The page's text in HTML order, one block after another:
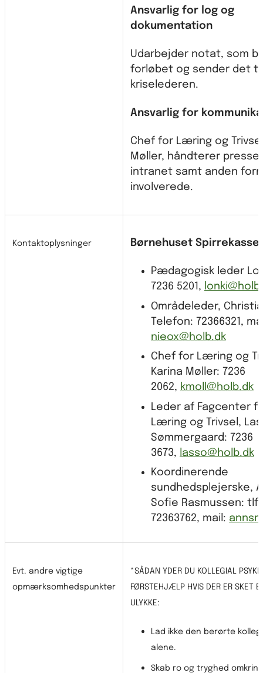
Ansvarlig for log og
dokumentation
Udarbejder notat, som
forløbet og sender det til
kriselederen.
Ansvarlig for
Chef for Læring og
Møller, håndterer
intranet samt anden
involverede.
Kontaktoplysninger Børnehuset
Pædagogisk leder
7236 5201,
Områdeleder,
Telefon: 72366321,
nieox@holb.dk
Chef for Læring og
Karina Møller: 7236
2062, kmoll@holb.dk
Leder af Fagcenter
Læring og Trivsel,
Sømmergaard: 7236
3673,
lasso@holb.dk
Koordinerende
sundhedsplejerske,
Sofie Rasmussen: tlf.
72363762, mail:
Evt. andre vigtige
opmærksomhedspunkter
*SÅDAN YDER DU KOLLEGIAL
FØRSTEHJÆLP HVIS DER ER SKET
ULYKKE:
Lad ikke den berørte
alene.
Skab ro og tryghed omkring